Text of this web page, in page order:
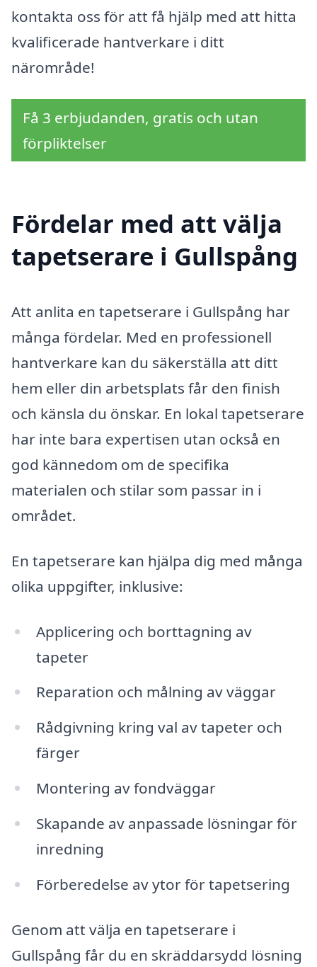
kontakta oss för att få hjälp med att hitta
kvalificerade hantverkare i ditt
närområde!
Få 3 erbjudanden, gratis och utan
förpliktelser
Fördelar med att välja
tapetserare i Gullspång
Att anlita en tapetserare i Gullspång har
många fördelar. Med en professionell
hantverkare kan du säkerställa att ditt
hem eller din arbetsplats får den finish
och känsla du önskar. En lokal tapetserare
har inte bara expertisen utan också en
god kännedom om de specifika
materialen och stilar som passar in i
området.
En tapetserare kan hjälpa dig med många
olika uppgifter, inklusive:
Applicering och borttagning av
tapeter
Reparation och målning av väggar
Rådgivning kring val av tapeter och
färger
Montering av fondväggar
Skapande av anpassade lösningar för
inredning
Förberedelse av ytor för tapetsering
Genom att välja en tapetserare i
Gullspång får du en skräddarsydd lösning